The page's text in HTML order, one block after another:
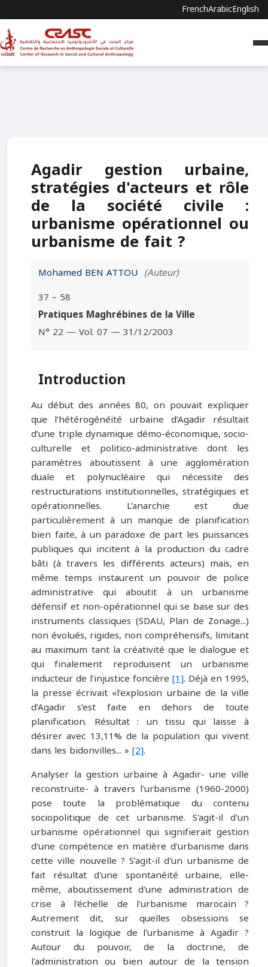
FrenchArabicEnglish
Agadir gestion urbaine,
stratégies d'acteurs et rôle
de la société civile :
urbanisme opérationnel ou
urbanisme de fait ?
Mohamed BEN ATTOU (Auteur)
37 – 58
Pratiques Maghrébines de la Ville
N° 22 — Vol. 07 — 31/12/2003
Introduction
Au début des années 80, on pouvait expliquer
que l’hétérogénéité urbaine d’Agadir résultait
d’une triple dynamique démo-économique, socio-
culturelle et politico-administrative dont les
paramètres aboutissent à une agglomération
duale et polynucléaire qui nécessite des
restructurations institutionnelles, stratégiques et
opérationnelles. L’anarchie est due
particulièrement à un manque de planification
bien faite, à un paradoxe de part les puissances
publiques qui incitent à la production du cadre
bâti (à travers les différents acteurs) mais, en
même temps instaurent un pouvoir de police
administrative qui aboutit à un urbanisme
défensif et non-opérationnel qui se base sur des
instruments classiques (SDAU, Plan de Zonage...)
non évolués, rigides, non compréhensifs, limitant
au maximum tant la créativité que le dialogue et
qui finalement reproduisent un urbanisme
inducteur de l’injustice foncière [1]. Déjà en 1995,
la presse écrivait «l’explosion urbaine de la ville
d’Agadir s’est faite en dehors de toute
planification. Résultat : un tissu qui laisse à
désirer avec 13,11% de la population qui vivent
dans les bidonvilles... » [2].
Analyser la gestion urbaine à Agadir- une ville
reconstruite- à travers l'urbanisme (1960-2000)
pose toute la problématique du contenu
sociopolitique de cet urbanisme. S'agit-il d'un
urbanisme opérationnel qui signifierait gestion
d'une compétence en matière d'urbanisme dans
cette ville nouvelle ? S’agit-il d'un urbanisme de
fait résultat d'une spontanéité urbaine, elle-
même, aboutissement d'une administration de
crise à l'échelle de l'urbanisme marocain ?
Autrement dit, sur quelles obsessions se
construit la logique de l'urbanisme à Agadir ?
Autour du pouvoir, de la doctrine, de
l'administration ou bien autour de la tension